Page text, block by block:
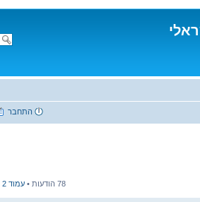
התחבר
78 הודעות • עמוד 2